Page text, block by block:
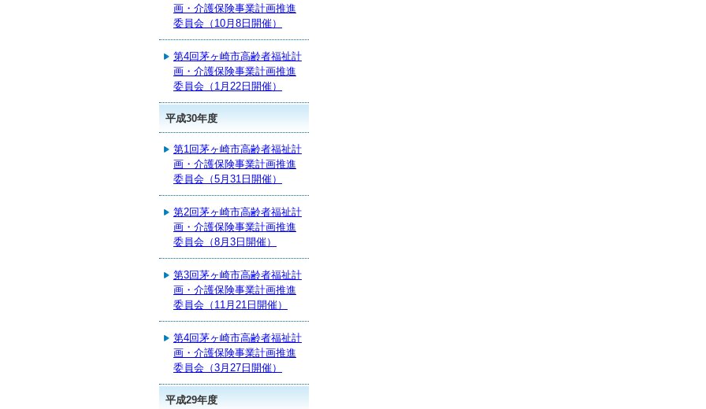
画・介護保険事業計画推進
委員会（10月8日開催）
第4回茅ヶ崎市高齢者福祉計
画・介護保険事業計画推進
委員会（1月22日開催）
平成30年度
第1回茅ヶ崎市高齢者福祉計
画・介護保険事業計画推進
委員会（5月31日開催）
第2回茅ヶ崎市高齢者福祉計
画・介護保険事業計画推進
委員会（8月3日開催）
第3回茅ヶ崎市高齢者福祉計
画・介護保険事業計画推進
委員会（11月21日開催）
第4回茅ヶ崎市高齢者福祉計
画・介護保険事業計画推進
委員会（3月27日開催）
平成29年度